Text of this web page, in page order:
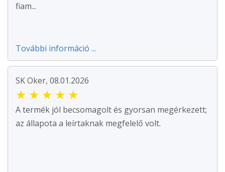
fiam...
További információ ...
SK Oker, 08.01.2026
★ ★ ★ ★ ★
A termék jól becsomagolt és gyorsan megérkezett;
az állapota a leírtaknak megfelelő volt.